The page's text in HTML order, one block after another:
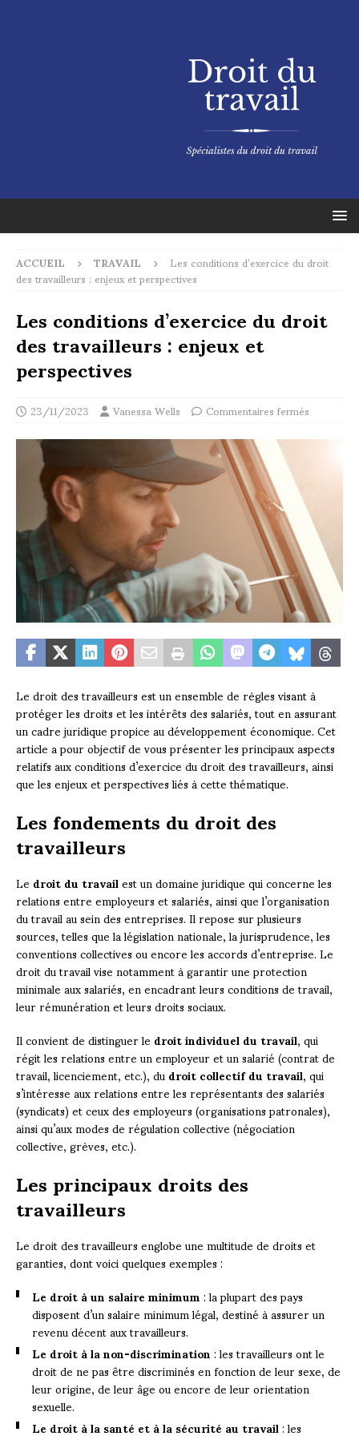
ACCUEIL TRAVAIL Les conditions d’exercice du droit
des travailleurs : enjeux et perspectives
Les conditions d’exercice du droit
des travailleurs : enjeux et
perspectives
23/11/2023 Vanessa Wells Commentaires fermés
Le droit des travailleurs est un ensemble de règles visant à
protéger les droits et les intérêts des salariés, tout en assurant
un cadre juridique propice au développement économique. Cet
article a pour objectif de vous présenter les principaux aspects
relatifs aux conditions d’exercice du droit des travailleurs, ainsi
que les enjeux et perspectives liés à cette thématique.
Les fondements du droit des
travailleurs
Ledroit du travailest un domaine juridique qui concerne les
relations entre employeurs et salariés, ainsi que l’organisation
du travail au sein des entreprises. Il repose sur plusieurs
sources, telles que la législation nationale, la jurisprudence, les
conventions collectives ou encore les accords d’entreprise. Le
droit du travail vise notamment à garantir une protection
minimale aux salariés, en encadrant leurs conditions de travail,
leur rémunération et leurs droits sociaux.
Il convient de distinguer ledroit individuel du travail, qui
régit les relations entre un employeur et un salarié (contrat de
travail, licenciement, etc.), dudroit collectif du travail, qui
s’intéresse aux relations entre les représentants des salariés
(syndicats) et ceux des employeurs (organisations patronales),
ainsi qu’aux modes de régulation collective (négociation
collective, grèves, etc.).
Les principaux droits des
travailleurs
Le droit des travailleurs englobe une multitude de droits et
garanties, dont voici quelques exemples :
Le droit à un salaire minimum: la plupart des pays
disposent d’un salaire minimum légal, destiné à assurer un
revenu décent aux travailleurs.
Le droit à la non-discrimination: les travailleurs ont le
droit de ne pas être discriminés en fonction de leur sexe, de
leur origine, de leur âge ou encore de leur orientation
sexuelle.
Le droit à la santé et à la sécurité au travail: les